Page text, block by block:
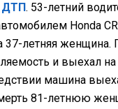
ДТП. 53-летний
Honda
37-летняя женщина.
и выехал
машина
81-летнюю